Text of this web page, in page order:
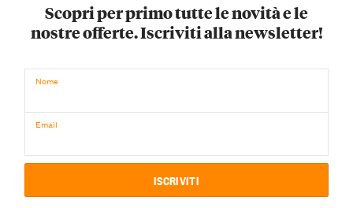
Scopri per primo tutte le novità e le
nostre offerte. Iscriviti alla newsletter!
Nome
Email